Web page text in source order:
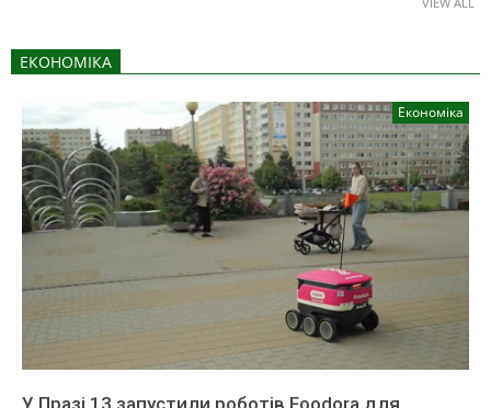
ЕКОНОМІКА
Економіка
У Празі 13 запустили роботів Foodora для